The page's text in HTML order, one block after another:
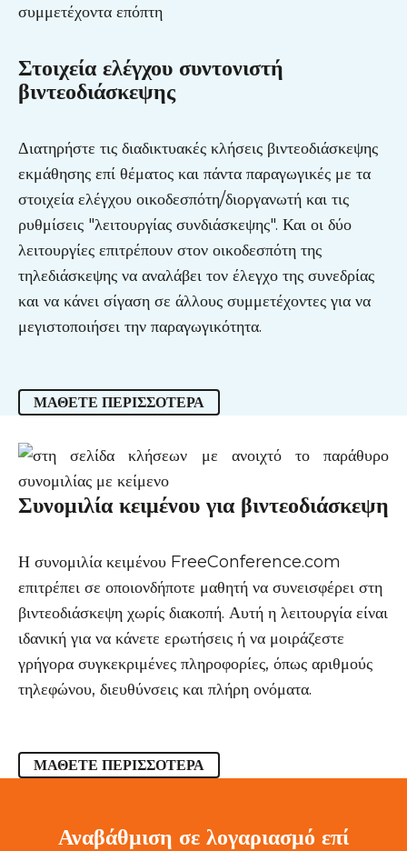
Στοιχεία ελέγχου συντονιστή
βιντεοδιάσκεψης
Διατηρήστε τις διαδικτυακές κλήσεις βιντεοδιάσκεψης
εκμάθησης επί θέματος και πάντα παραγωγικές με τα
στοιχεία ελέγχου οικοδεσπότη/διοργανωτή και τις
ρυθμίσεις "λειτουργίας συνδιάσκεψης". Και οι δύο
λειτουργίες επιτρέπουν στον οικοδεσπότη της
τηλεδιάσκεψης να αναλάβει τον έλεγχο της συνεδρίας
και να κάνει σίγαση σε άλλους συμμετέχοντες για να
μεγιστοποιήσει την παραγωγικότητα.
ΜΆΘΕΤΕ ΠΕΡΙΣΣΌΤΕΡΑ
Συνομιλία κειμένου για βιντεοδιάσκεψη
Η συνομιλία κειμένου FreeConference.com
επιτρέπει σε οποιονδήποτε μαθητή να συνεισφέρει στη
βιντεοδιάσκεψη χωρίς διακοπή. Αυτή η λειτουργία είναι
ιδανική για να κάνετε ερωτήσεις ή να μοιράζεστε
γρήγορα συγκεκριμένες πληροφορίες, όπως αριθμούς
τηλεφώνου, διευθύνσεις και πλήρη ονόματα.
ΜΆΘΕΤΕ ΠΕΡΙΣΣΌΤΕΡΑ
Αναβάθμιση σε λογαριασμό επί